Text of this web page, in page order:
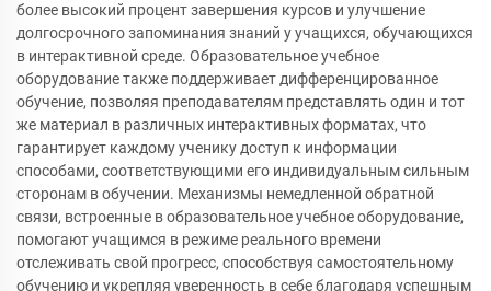
более высокий процент завершения курсов и улучшение
долгосрочного запоминания знаний у учащихся, обучающихся
в интерактивной среде. Образовательное учебное
оборудование также поддерживает дифференцированное
обучение, позволяя преподавателям представлять один и тот
же материал в различных интерактивных форматах, что
гарантирует каждому ученику доступ к информации
способами, соответствующими его индивидуальным сильным
сторонам в обучении. Механизмы немедленной обратной
связи, встроенные в образовательное учебное оборудование,
помогают учащимся в режиме реального времени
отслеживать свой прогресс, способствуя самостоятельному
обучению и укрепляя уверенность в себе благодаря успешным